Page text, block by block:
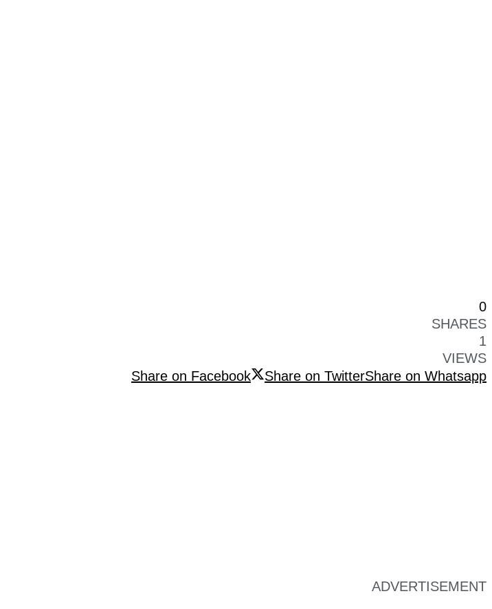
0
SHARES
1
VIEWS
Share on Facebook
Share on TwitterShare on Whatsapp
ADVERTISEMENT